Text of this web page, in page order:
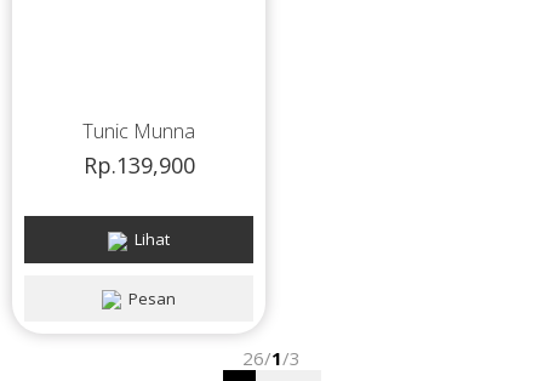
Tunic Munna
Rp.139,900
Pesan
Lihat
26/1/3